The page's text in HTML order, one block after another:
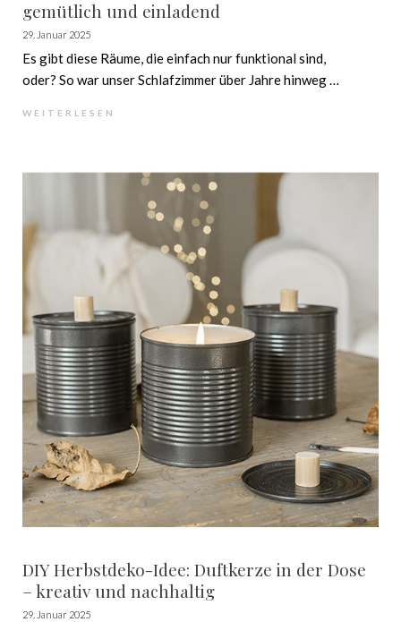
gemütlich und einladend
29. Januar 2025
Es gibt diese Räume, die einfach nur funktional sind,
oder? So war unser Schlafzimmer über Jahre hinweg –
Schlafen diente, wurde in eine wahre Wohlfühloase
verwandelt, in der ich nun auch tagsüber gerne Zeit
verbringe.
WEITERLESEN
DIY Herbstdeko-Idee: Duftkerze in der Dose
– kreativ und nachhaltig
29. Januar 2025